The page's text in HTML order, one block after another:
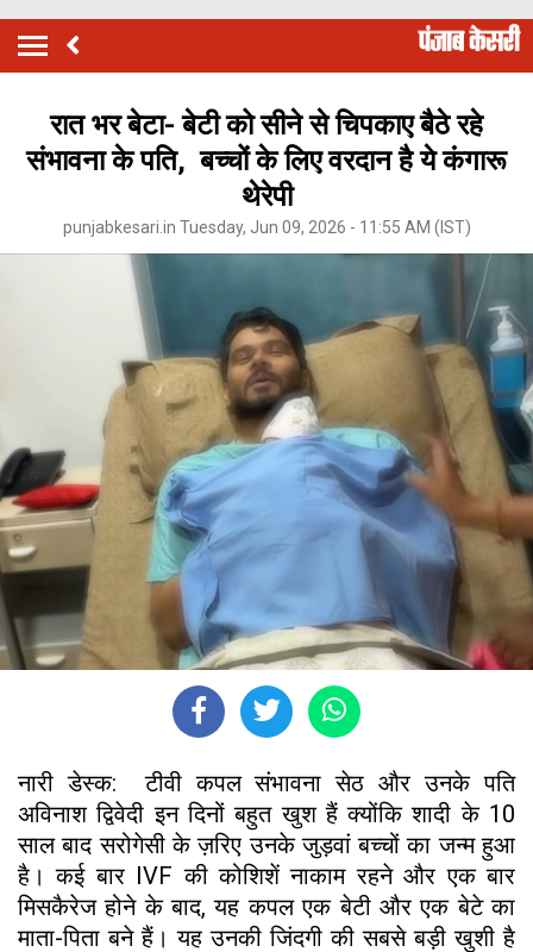
रात भर बेटा- बेटी को सीने से चिपकाए बैठे रहे
संभावना के पति, बच्चों के लिए वरदान है ये कंगारू
थेरेपी
punjabkesari.in Tuesday, Jun 09, 2026 - 11:55 AM (IST)
नारी डेस्क: टीवी कपल संभावना सेठ और उनके पति
अविनाश द्विवेदी इन दिनों बहुत खुश हैं क्योंकि शादी के 10
साल बाद सरोगेसी के ज़रिए उनके जुड़वां बच्चों का जन्म हुआ
है। कई बार IVF की कोशिशें नाकाम रहने और एक बार
मिसकैरेज होने के बाद, यह कपल एक बेटी और एक बेटे का
माता-पिता बने हैं। यह उनकी जिंदगी की सबसे बड़ी खुशी है